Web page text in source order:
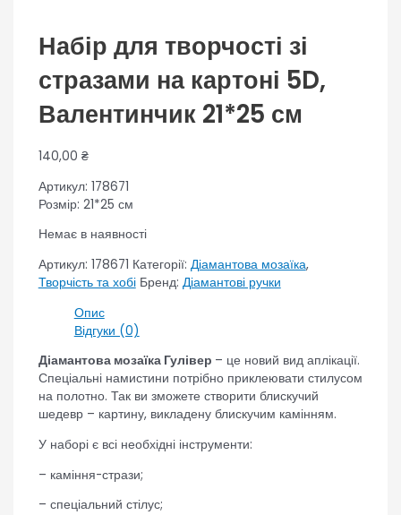
Набір для творчості зі
стразами на картоні 5D,
Валентинчик 21*25 см
140,00 ₴
Артикул: 178671
Розмір: 21*25 см
Немає в наявності
Артикул: 178671 Категорії: Діамантова мозаїка,
Творчість та хобі Бренд: Діамантові ручки
Опис
Відгуки (0)
Діамантова мозаїка Гулівер – це новий вид аплікації.
Спеціальні намистини потрібно приклеювати стилусом
на полотно. Так ви зможете створити блискучий
шедевр – картину, викладену блискучим камінням.
У наборі є всі необхідні інструменти:
– каміння-стрази;
– спеціальний стілус;